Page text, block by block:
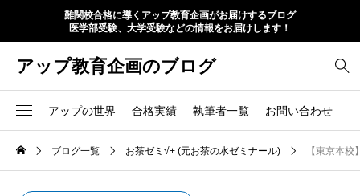
難関校合格に導くアップ教育企画がお届けするブログ
医学部受験、大学受験などの情報をお届けします！
アップ教育企画のブログ
アップの世界 合格実績 執筆者一覧 お問い合わせ
ブログ一覧 お茶ゼミ√+ (元お茶の水ゼミナール) 【東京本